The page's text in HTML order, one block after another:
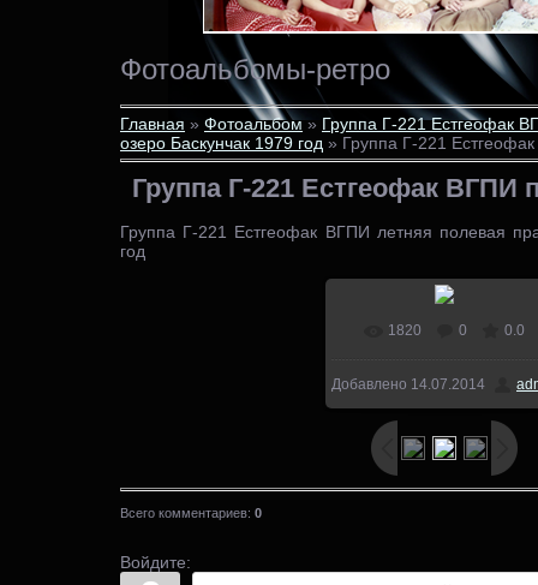
Фотоальбомы-ретро
Главная » Фотоальбом» Группа Г-221 Естгеофак
озеро Баскунчак 1979 год » Группа Г-221
Группа Г-221 Естгеофак ВГПИ
Группа Г-221 Естгеофак ВГПИ летняя полевая
год
В реальном размере
1000x661 / 136.2Kb
1820 0 0.0
Добавлено 14.07.2014
Всего комментариев: 0
Войдите: